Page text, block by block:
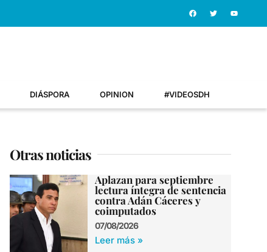
DIÁSPORA OPINION #VIDEOSDH
Otras noticias
Aplazan para septiembre
lectura íntegra de sentencia
contra Adán Cáceres y
coimputados
07/08/2026
Leer más »